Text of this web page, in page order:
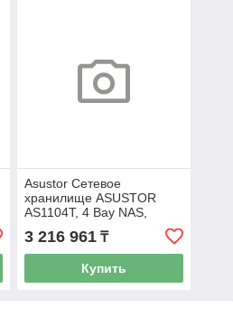
Asustor Сетевое
хранилище ASUSTOR
AS1104T, 4 Bay NAS,
Quad-Core 1.4GHz CPU,
2.5GbE Port, 1GB DDR4, 4
x SATA3
3 216 961₸
Купить